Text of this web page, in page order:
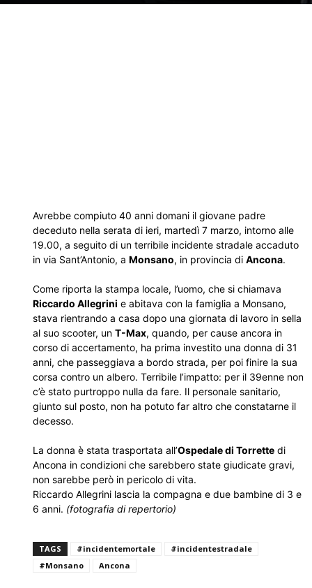
Avrebbe compiuto 40 anni domani il giovane padre
deceduto nella serata di ieri, martedì 7 marzo, intorno alle
19.00, a seguito di un terribile incidente stradale accaduto
in via Sant’Antonio, a Monsano, in provincia di Ancona.
Come riporta la stampa locale, l’uomo, che si chiamava
Riccardo Allegrini e abitava con la famiglia a Monsano,
stava rientrando a casa dopo una giornata di lavoro in sella
al suo scooter, un T-Max, quando, per cause ancora in
corso di accertamento, ha prima investito una donna di 31
anni, che passeggiava a bordo strada, per poi finire la sua
corsa contro un albero. Terribile l’impatto: per il 39enne non
c’è stato purtroppo nulla da fare. Il personale sanitario,
giunto sul posto, non ha potuto far altro che constatarne il
decesso.
La donna è stata trasportata all’Ospedale di Torrette di
Ancona in condizioni che sarebbero state giudicate gravi,
non sarebbe però in pericolo di vita.
Riccardo Allegrini lascia la compagna e due bambine di 3 e
6 anni. (fotografia di repertorio)
TAGS #incidentemortale
#incidentestradale
#Monsano
Ancona